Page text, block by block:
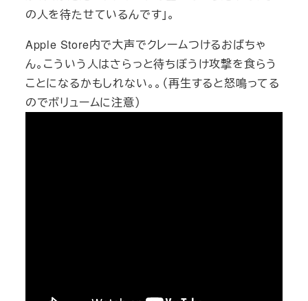
の人を待たせているんです」。
Apple Store内で大声でクレームつけるおばちゃ
ん。こういう人はさらっと待ちぼうけ攻撃を食らう
ことになるかもしれない。。（再生すると怒鳴ってる
のでボリュームに注意）